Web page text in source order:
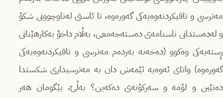
مەترسی و تاقیکردنەوەیەکی گەورەوە، تا ئاستی لەناوچوونی شکۆ
و لەدەستدانی ناسنامەی دەستەجەمعی، بەڵام داخۆ بەکارهێنانی
ڕستەیەکی وەکوو (دەخەنە بەردەم مەترسی و تاقیکردنەوەیەکی
گەورەوە) واتای ئەوەیە ئێمەش دان بە مەترسیداری شکستدا
دەنێین و لۆمە و سەرکۆنەی دەکەین؟ بەڵێ، بێگومان هەر